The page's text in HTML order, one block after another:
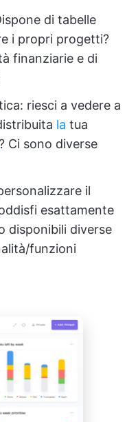
di tabelle
i propri progetti?
finanziarie e di
riesci a vedere a
la tua
Ci sono diverse
il
esattamente
disponibili diverse
funzioni